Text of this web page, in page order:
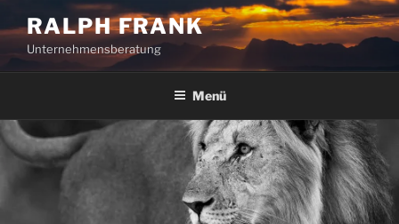
Inhalt
springen
RALPH FRANK
Unternehmensberatung
Menü